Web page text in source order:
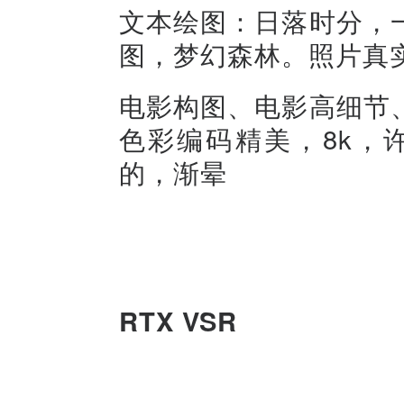
文本绘图：日落时分
图，梦幻森林。照片真
电影构图、电影高细
色彩编码精美，8k，
的，渐晕
RTX VSR